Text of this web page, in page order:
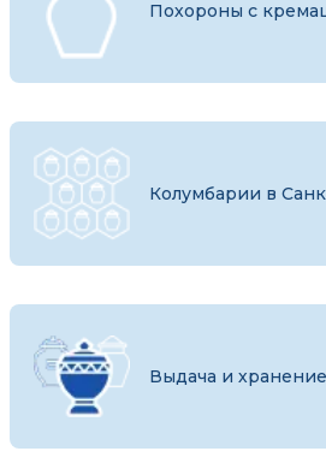
Похороны с
Колумбарии в
Выдача и